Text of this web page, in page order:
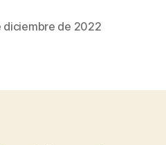
diciembre de 2022